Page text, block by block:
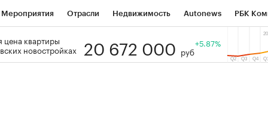
Мероприятия Отрасли Недвижимость Autonews РБК
РБК Образование Тренды
цена квартиры
новостройках
20 672 000 руб
+5.87%